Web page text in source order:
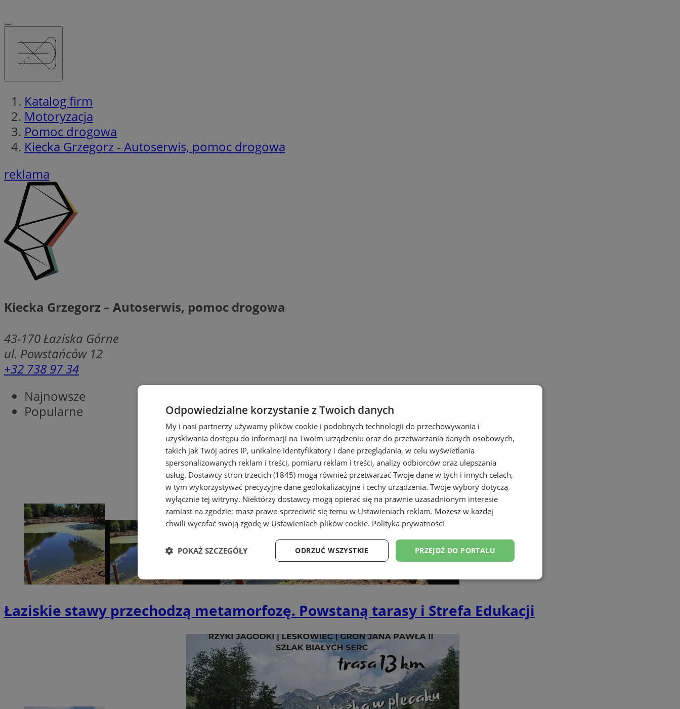
Katalog firm
Motoryzacja
Pomoc drogowa
Kiecka Grzegorz - Autoserwis, pomoc drogowa
reklama
Kiecka Grzegorz – Autoserwis, pomoc drogowa
43-170Łaziska Górne
ul. Powstańców 12
+32 738 97 34
Najnowsze
Popularne
Łaziskie stawy przechodzą metamorfozę. Powstaną tarasy i Strefa Edukacji
Odpowiedzialne korzystanie z Twoich danych
My i nasi partnerzy używamy plików cookie i podobnych technologii do przechowywania i
uzyskiwania dostępu do informacji na Twoim urządzeniu oraz do przetwarzania danych osobowych,
takich jak Twój adres IP, unikalne identyfikatory i dane przeglądania, w celu wyświetlania
spersonalizowanych reklam i treści, pomiaru reklam i treści, analizy odbiorców oraz ulepszania
usług. Dostawcy stron trzecich (1845) mogą również przetwarzać Twoje dane w tych i innych celach,
w tym wykorzystywać precyzyjne dane geolokalizacyjne i cechy urządzenia. Twoje wybory dotyczą
wyłącznie tej witryny. Niektórzy dostawcy mogą opierać się na prawnie uzasadnionym interesie
zamiast na zgodzie; masz prawo sprzeciwić się temu w Ustawieniach reklam. Możesz w każdej
chwili wycofać swoją zgodę w Ustawieniach plików cookie. Polityka prywatności
PRZEJDŹ DO PORTALU
ODRZUĆ WSZYSTKIE
POKAŻ SZCZEGÓŁY
Niezbędne Wydajność Targetowanie Funkcjonalność Niesklasyfikowane
Niezbędne Wydajność Targetowanie Funkcjonalność Niesklasyfikowane
Niezbędne pliki cookie umożliwiają korzystanie z podstawowych funkcji strony internetowej, takich jak logowanie użytkownika i
zarządzanie kontem. Bez niezbędnych plików cookie nie można prawidłowo korzystać ze strony internetowej.
Nazwa Provider/ Domena
Okres
przechowywania
Opis